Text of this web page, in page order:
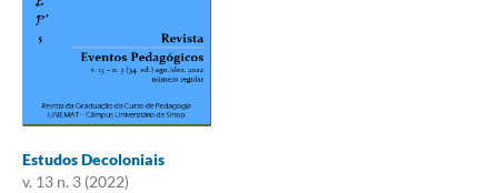
Estudos Decoloniais
v. 13 n. 3 (2022)